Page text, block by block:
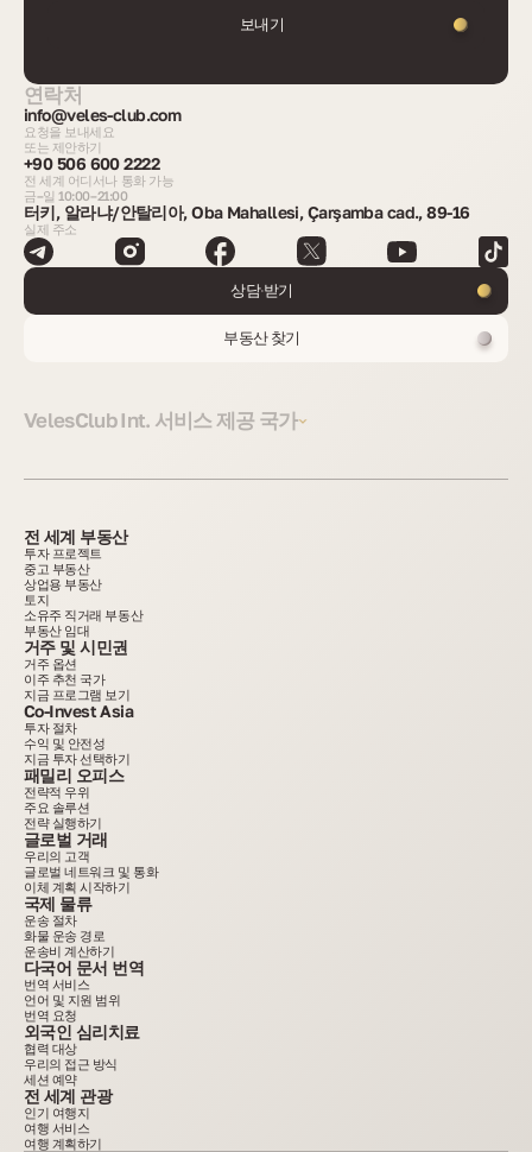
보내기
연락처
info@veles-club.com
요청을 보내세요
또는 제안하기
+90 506 600 2222
전 세계 어디서나 통화 가능
금–일 10:00–21:00
터키, 알라냐/안탈리아, Oba Mahallesi, Çarşamba cad., 89-16
실제 주소
상담 받기
부동산 찾기
VelesClub Int. 서비스 제공 국가
전 세계 부동산
투자 프로젝트
중고 부동산
상업용 부동산
토지
소유주 직거래 부동산
부동산 임대
거주 및 시민권
거주 옵션
이주 추천 국가
지금 프로그램 보기
Co-Invest Asia
투자 절차
수익 및 안전성
지금 투자 선택하기
패밀리 오피스
전략적 우위
주요 솔루션
전략 실행하기
글로벌 거래
우리의 고객
글로벌 네트워크 및 통화
이체 계획 시작하기
국제 물류
운송 절차
화물 운송 경로
운송비 계산하기
다국어 문서 번역
번역 서비스
언어 및 지원 범위
번역 요청
외국인 심리치료
협력 대상
우리의 접근 방식
세션 예약
전 세계 관광
인기 여행지
여행 서비스
여행 계획하기